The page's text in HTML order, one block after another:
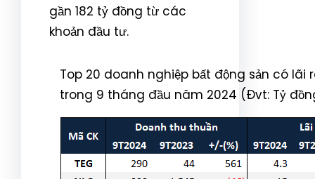
gần 182 tỷ đồng từ các
khoản đầu tư.
Top 20 doanh nghiệp bất động sản có lãi
trong 9 tháng đầu năm 2024 (Đvt: Tỷ